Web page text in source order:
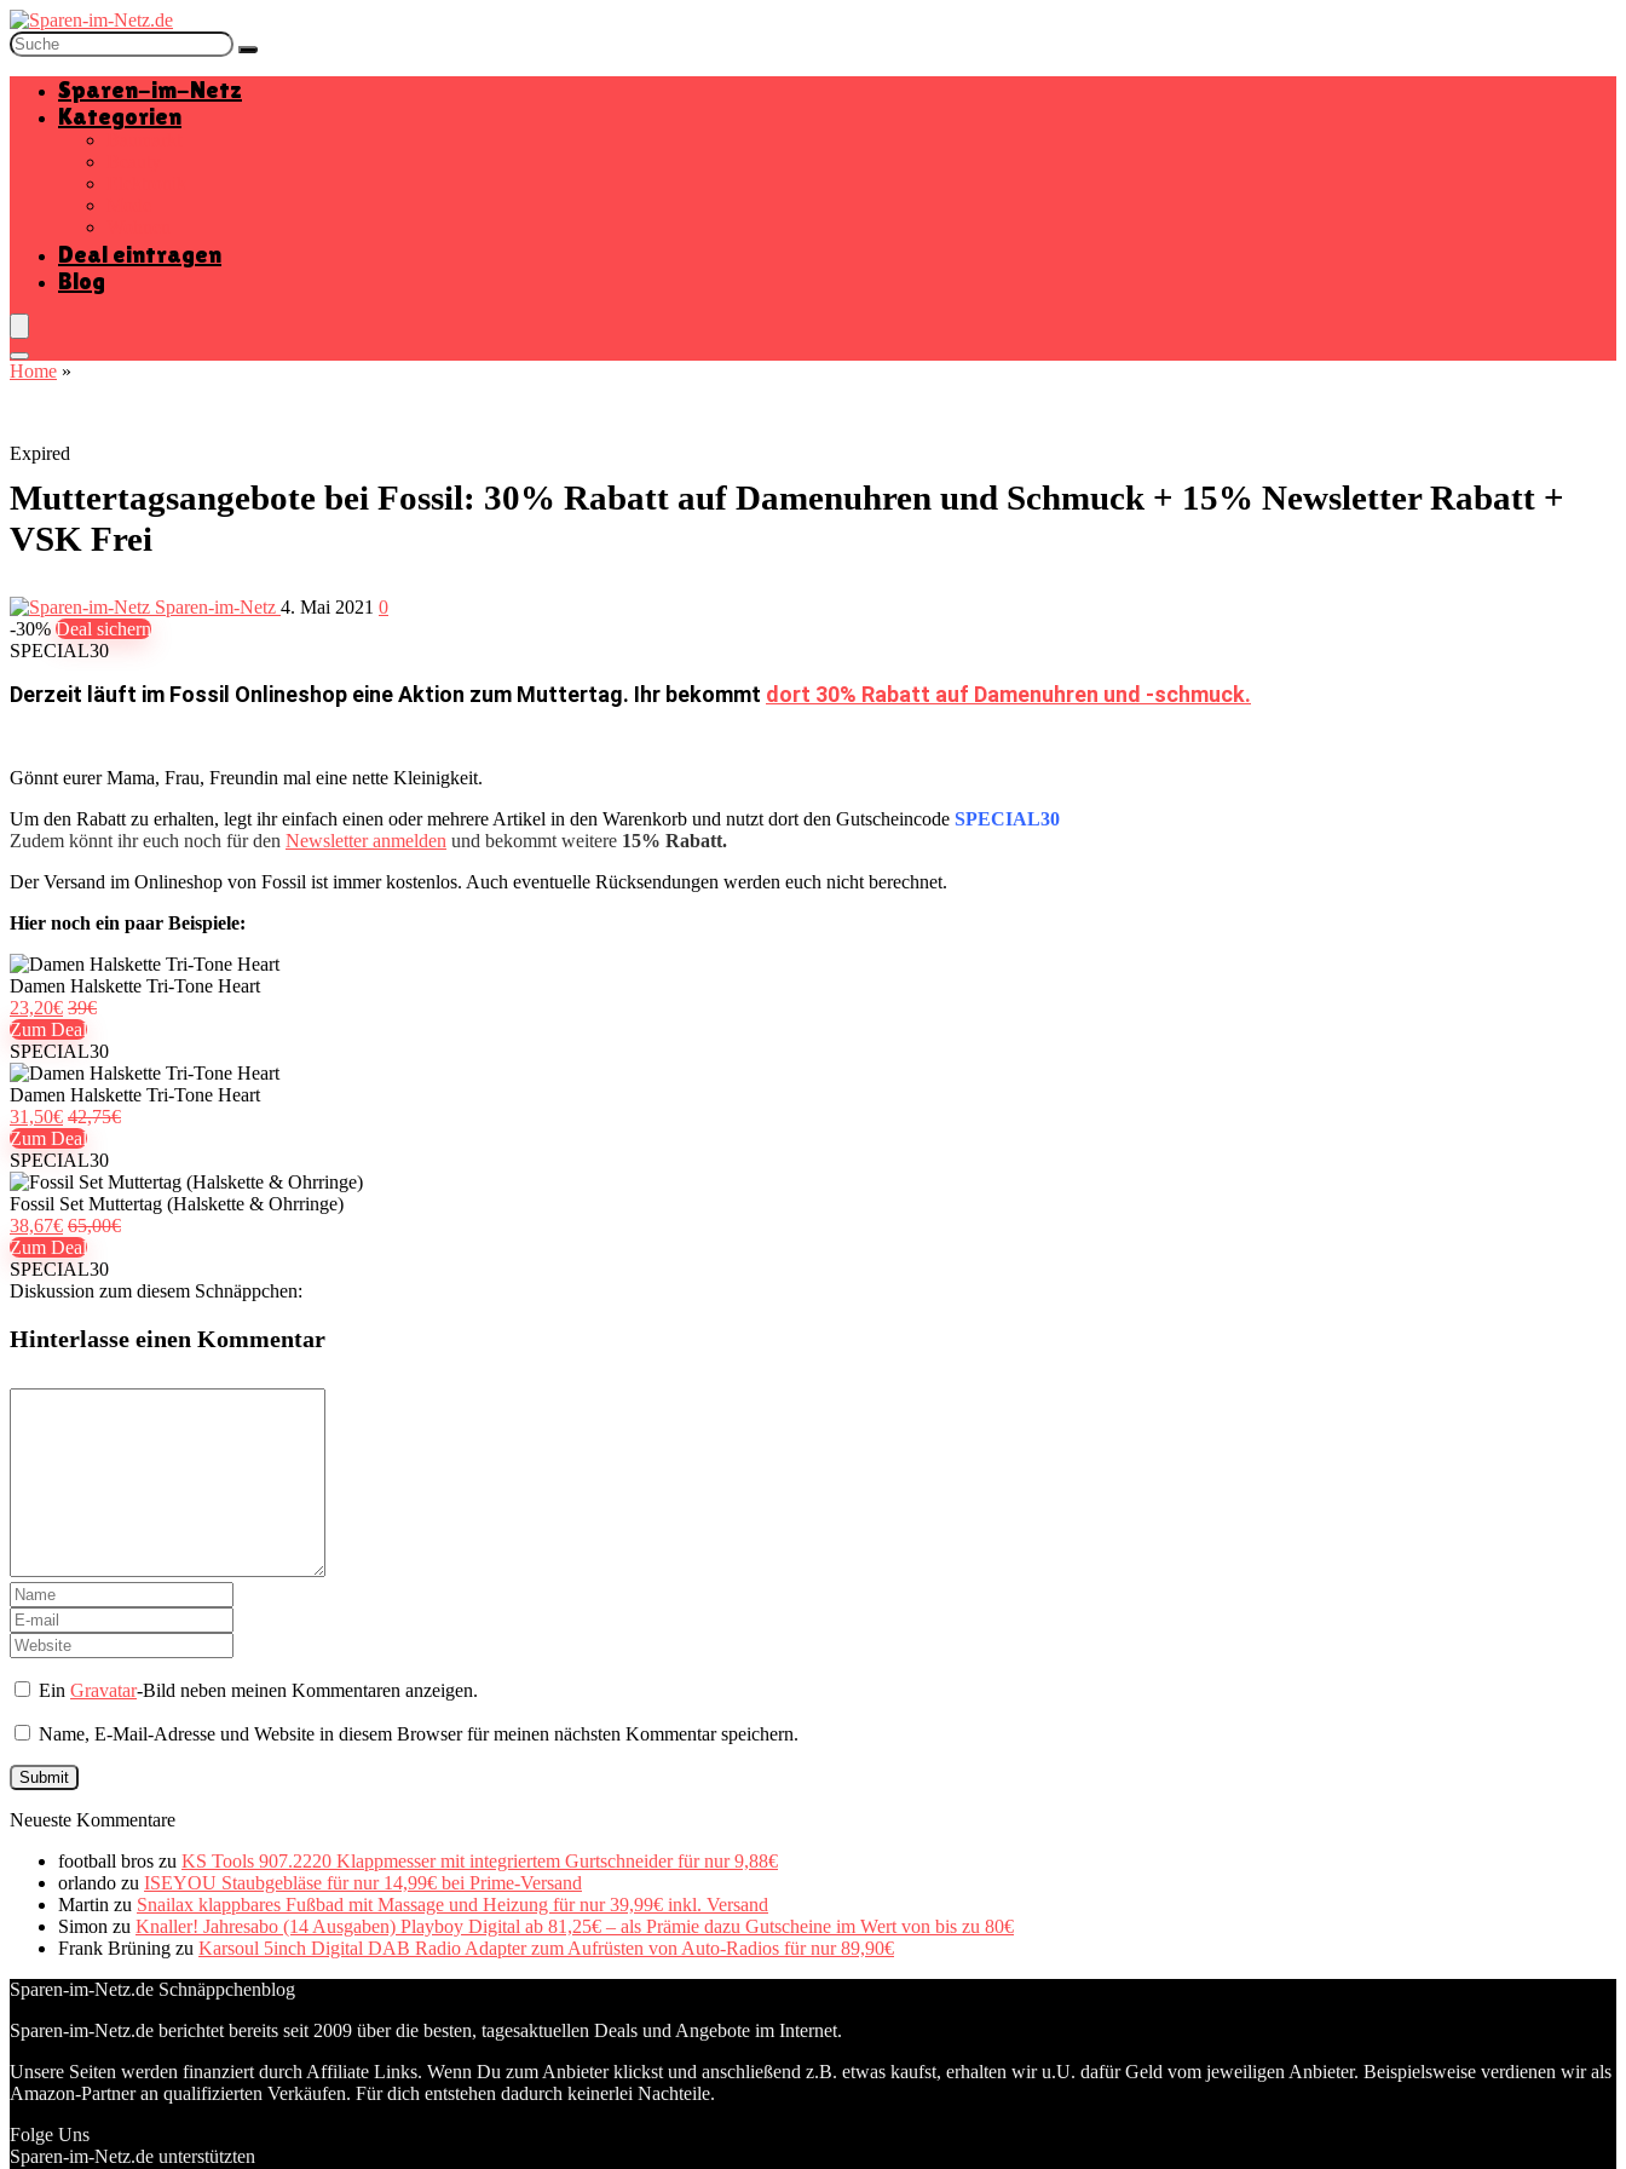
Sparen-im-Netz
Kategorien
Deal eintragen
Blog
Home »
Expired
Muttertagsangebote bei Fossil: 30% Rabatt auf Damenuhren und Schmuck + 15% Newsletter Rabatt +
VSK Frei
Sparen-im-Netz 4. Mai 2021 0
-30% Deal sichern
SPECIAL30
Derzeit läuft im Fossil Onlineshop eine Aktion zum Muttertag. Ihr bekommt dort 30% Rabatt auf Damenuhren und -schmuck.
Gönnt eurer Mama, Frau, Freundin mal eine nette Kleinigkeit.
Um den Rabatt zu erhalten, legt ihr einfach einen oder mehrere Artikel in den Warenkorb und nutzt dort den Gutscheincode SPECIAL30
Zudem könnt ihr euch noch für den Newsletter anmelden und bekommt weitere 15% Rabatt.
Der Versand im Onlineshop von Fossil ist immer kostenlos. Auch eventuelle Rücksendungen werden euch nicht berechnet.
Hier noch ein paar Beispiele:
Damen Halskette Tri-Tone Heart
23,20€ 39€
Zum Deal
SPECIAL30
Damen Halskette Tri-Tone Heart
31,50€ 42,75€
Zum Deal
SPECIAL30
Fossil Set Muttertag (Halskette & Ohrringe)
38,67€ 65,00€
Zum Deal
SPECIAL30
Diskussion zum diesem Schnäppchen:
Hinterlasse einen Kommentar
EinGravatar-Bild neben meinen Kommentaren anzeigen.
Name, E-Mail-Adresse und Website in diesem Browser für meinen nächsten Kommentar speichern.
Neueste Kommentare
football bros zu KS Tools 907.2220 Klappmesser mit integriertem Gurtschneider für nur 9,88€
orlando zu ISEYOU Staubgebläse für nur 14,99€ bei Prime-Versand
Martin zu Snailax klappbares Fußbad mit Massage und Heizung für nur 39,99€ inkl. Versand
Simon zu Knaller! Jahresabo (14 Ausgaben) Playboy Digital ab 81,25€ – als Prämie dazu Gutscheine im Wert von bis zu 80€
Frank Brüning zu Karsoul 5inch Digital DAB Radio Adapter zum Aufrüsten von Auto-Radios für nur 89,90€
Sparen-im-Netz.de Schnäppchenblog
Sparen-im-Netz.de berichtet bereits seit 2009 über die besten, tagesaktuellen Deals und Angebote im Internet.
Unsere Seiten werden finanziert durch Affiliate Links. Wenn Du zum Anbieter klickst und anschließend z.B. etwas kaufst, erhalten wir u.U. dafür Geld vom jeweiligen Anbieter. Beispielsweise verdienen wir als
Amazon-Partner an qualifizierten Verkäufen. Für dich entstehen dadurch keinerlei Nachteile.
Folge Uns
Sparen-im-Netz.de unterstützten